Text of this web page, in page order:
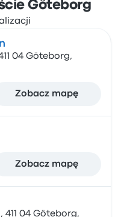
Göteborg
04 Göteborg,
Zobacz mapę
Zobacz mapę
04 Göteborg,